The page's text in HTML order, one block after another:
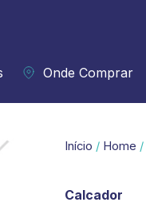
Onde Comprar
Início / Home /
Calcador